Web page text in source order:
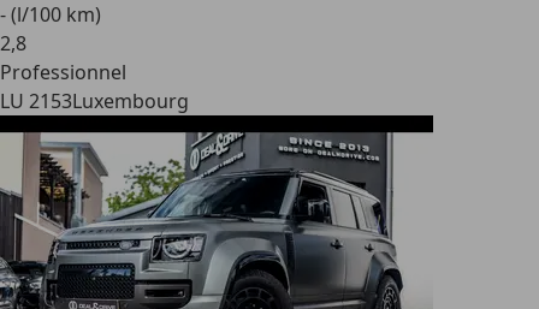
- (l/100 km)
2,8
Professionnel
LU 2153Luxembourg